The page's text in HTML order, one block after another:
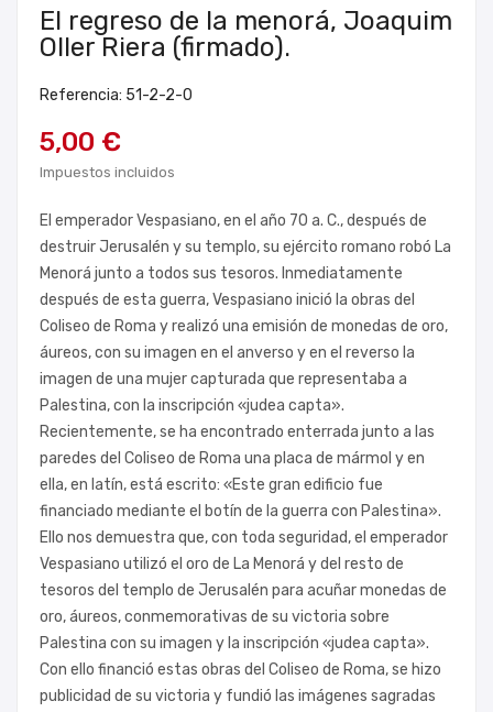
El regreso de la menorá, Joaquim
Oller Riera (firmado).
Referencia: 51-2-2-0
5,00 €
Impuestos incluidos
El emperador Vespasiano, en el año 70 a. C., después de
destruir Jerusalén y su templo, su ejército romano robó La
Menorá junto a todos sus tesoros. Inmediatamente
después de esta guerra, Vespasiano inició la obras del
Coliseo de Roma y realizó una emisión de monedas de oro,
áureos, con su imagen en el anverso y en el reverso la
imagen de una mujer capturada que representaba a
Palestina, con la inscripción «judea capta».
Recientemente, se ha encontrado enterrada junto a las
paredes del Coliseo de Roma una placa de mármol y en
ella, en latín, está escrito: «Este gran edificio fue
financiado mediante el botín de la guerra con Palestina».
Ello nos demuestra que, con toda seguridad, el emperador
Vespasiano utilizó el oro de La Menorá y del resto de
tesoros del templo de Jerusalén para acuñar monedas de
oro, áureos, conmemorativas de su victoria sobre
Palestina con su imagen y la inscripción «judea capta».
Con ello financió estas obras del Coliseo de Roma, se hizo
publicidad de su victoria y fundió las imágenes sagradas